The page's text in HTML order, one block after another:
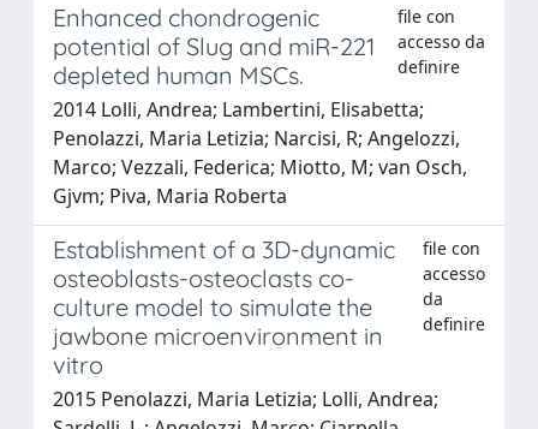
Enhanced chondrogenic
potential of Slug and miR-221
depleted human MSCs.
file con
accesso da
definire
2014 Lolli, Andrea; Lambertini, Elisabetta;
Penolazzi, Maria Letizia; Narcisi, R; Angelozzi,
Marco; Vezzali, Federica; Miotto, M; van Osch,
Gjvm; Piva, Maria Roberta
Establishment of a 3D-dynamic
osteoblasts-osteoclasts co-
culture model to simulate the
jawbone microenvironment in
vitro
file con
accesso
da
definire
2015 Penolazzi, Maria Letizia; Lolli, Andrea;